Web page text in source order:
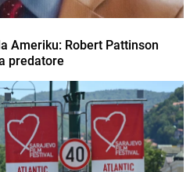
Ameriku: Robert Pattinson
predatore